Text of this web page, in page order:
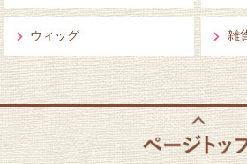
ウィッグ 雑